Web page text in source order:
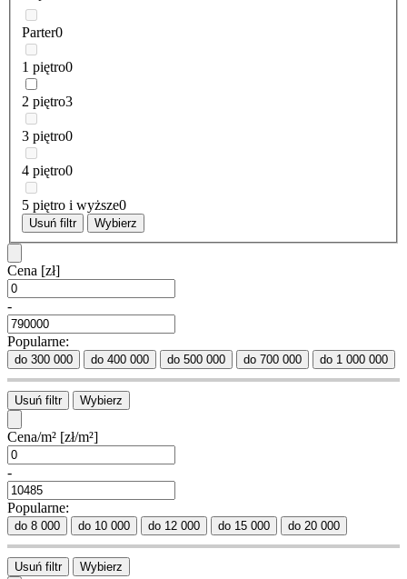
Parter0
1 piętro0
2 piętro3
3 piętro0
4 piętro0
5 piętro i wyższe0
Usuń filtr Wybierz
Cena [zł]
-
Popularne:
do 300 000 do 400 000 do 500 000 do 700 000 do 1 000 000
Usuń filtr Wybierz
Cena/m² [zł/m²]
-
Popularne:
do 8 000 do 10 000 do 12 000 do 15 000 do 20 000
Usuń filtr Wybierz